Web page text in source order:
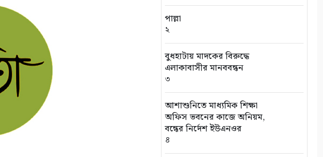
পাল্লা
২
বুধহাটায় মাদকের বিরুদ্ধে
এলাকাবাসীর মানববন্ধন
৩
আশাশুনিতে মাধ্যমিক শিক্ষা
অফিস ভবনের কাজে অনিয়ম,
বন্ধের নির্দেশ ইউএনওর
৪